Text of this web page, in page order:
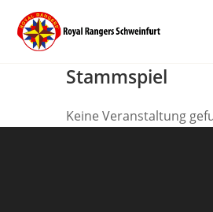
Inhalt
springen
Stammspiel
Keine Veranstaltung